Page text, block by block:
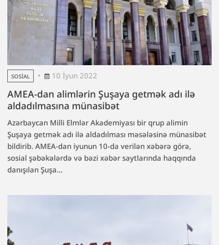
SOSIAL 10 İyun 2022
AMEA-dan alimlərin Şuşaya getmək adı ilə
aldadılmasına münasibət
Azərbaycan Milli Elmlər Akademiyası bir qrup alimin
Şuşaya getmək adı ilə aldadılması məsələsinə münasibət
bildirib. AMEA-dan iyunun 10-da verilən xəbərə görə,
sosial şəbəkələrdə və bəzi xəbər saytlarında haqqında
danışılan Şuşa...